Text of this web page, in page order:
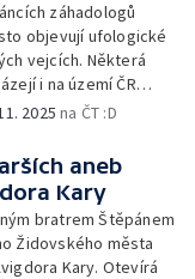
záhadologů
objevují ufologické
vejcích. Některá
i na území ČR
původ vědecky
2025 na ČT :D
aneb
Kary
bratrem Štěpánem
Židovského města
Kary. Otevírá